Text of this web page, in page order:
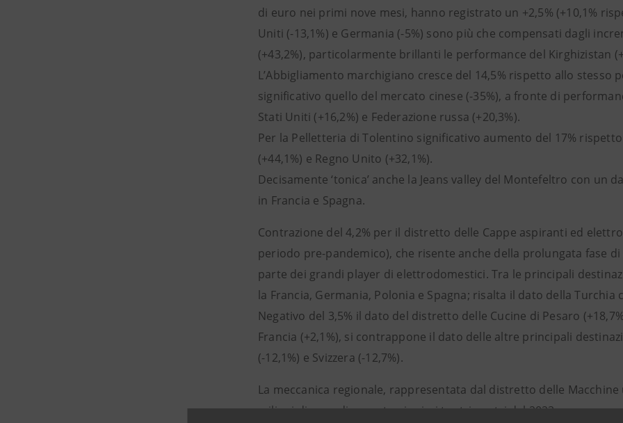
di euro nei primi nove mesi, hanno registrato un +2,5% (+10,1%
Uniti (-13,1%) e Germania (-5%) sono più che compensati dagli
(+43,2%), particolarmente brillanti le performance del Kirghizistan
L’Abbigliamento marchigiano cresce del 14,5% rispetto allo stesso
significativo quello del mercato cinese (-35%), a fronte di
Stati Uniti (+16,2%) e Federazione russa (+20,3%).
Per la Pelletteria di Tolentino significativo aumento del 17% rispetto
(+44,1%) e Regno Unito (+32,1%).
Decisamente ‘tonica’ anche la Jeans valley del Montefeltro con un
in Francia e Spagna.
Contrazione del 4,2% per il distretto delle Cappe aspiranti ed
periodo pre-pandemico), che risente anche della prolungata fase
parte dei grandi player di elettrodomestici. Tra le principali
la Francia, Germania, Polonia e Spagna; risalta il dato della Turchia
Negativo del 3,5% il dato del distretto delle Cucine di Pesaro
Francia (+2,1%), si contrappone il dato delle altre principali
(-12,1%) e Svizzera (-12,7%).
La meccanica regionale, rappresentata dal distretto delle
milioni di euro di export nei primi tre trimestri del 2023, con una